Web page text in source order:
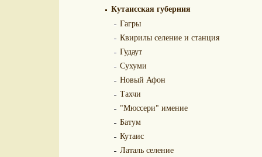
Кутаисская губерния
Гагры
Квирилы селение и станция
Гудаут
Сухуми
Новый Афон
Тахчи
"Мюссери" имение
Батум
Кутаис
Латаль селение